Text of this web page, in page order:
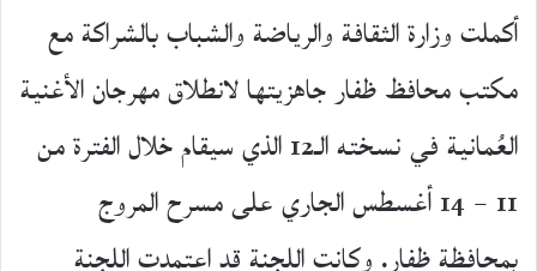
أكملت وزارة الثقافة والرياضة والشباب بالشراكة مع
مكتب محافظ ظفار جاهزيتها لانطلاق مهرجان الأغنية
العُمانية في نسخته الـ12 الذي سيقام خلال الفترة من
11 – 14 أغسطس الجاري على مسرح المروج